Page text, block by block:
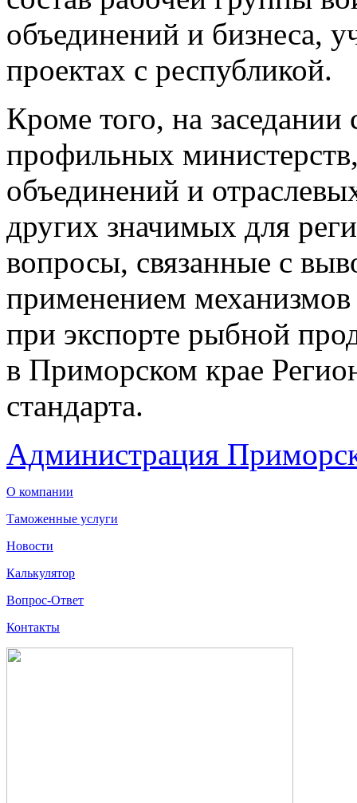
объединений и бизнеса,
проектах с республикой.
Кроме того, на заседании
профильных
объединений и
других значимых для
вопросы, связанные с
применением
при экспорте рыбной
в Приморском крае
стандарта.
Администрация
О компании
Таможенные услуги
Новости
Калькулятор
Вопрос-Ответ
Контакты